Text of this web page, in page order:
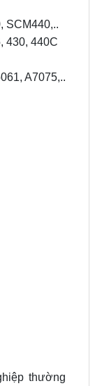
SCM440,..
430, 440C
A7075,..
thường